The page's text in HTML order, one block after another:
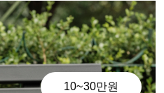
10~30만원